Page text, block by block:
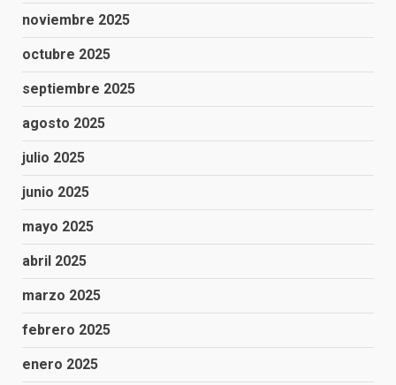
noviembre 2025
octubre 2025
septiembre 2025
agosto 2025
julio 2025
junio 2025
mayo 2025
abril 2025
marzo 2025
febrero 2025
enero 2025